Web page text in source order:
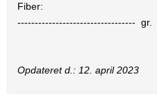
Fiber:
---------------------------------- gr.
Opdateret d.: 12. april 2023